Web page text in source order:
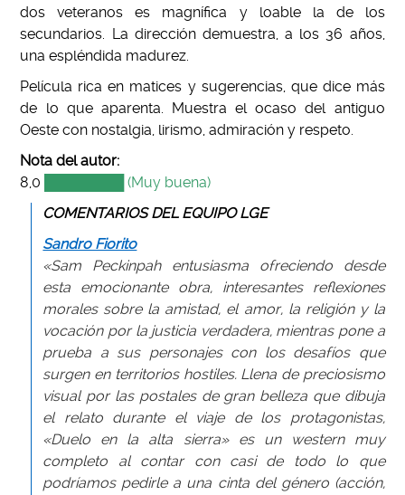
dos veteranos es magnífica y loable la de los
secundarios. La dirección demuestra, a los 36 años,
una espléndida madurez.
Película rica en matices y sugerencias, que dice más
de lo que aparenta. Muestra el ocaso del antiguo
Oeste con nostalgia, lirismo, admiración y respeto.
Nota del autor:
8,0
████████ (Muy buena)
COMENTARIOS DEL EQUIPO LGE
Sandro Fiorito
«Sam Peckinpah entusiasma ofreciendo desde
esta emocionante obra, interesantes reflexiones
morales sobre la amistad, el amor, la religión y la
vocación por la justicia verdadera, mientras pone a
prueba a sus personajes con los desafíos que
surgen en territorios hostiles. Llena de preciosismo
visual por las postales de gran belleza que dibuja
el relato durante el viaje de los protagonistas,
«Duelo en la alta sierra» es un western muy
completo al contar con casi de todo lo que
podríamos pedirle a una cinta del género (acción,